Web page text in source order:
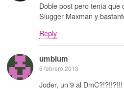
Doble post pero tenía que
Slugger Maxman y
Reply
umbium
6 febrero 2013
Joder, un 9 al